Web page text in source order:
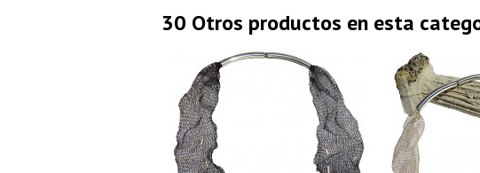
30 Otros productos en esta